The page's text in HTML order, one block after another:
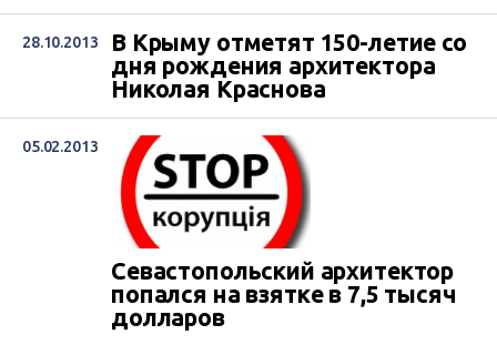
28.10.2013
В Крыму отметят 150-летие со
дня рождения архитектора
Николая Краснова
05.02.2013
Севастопольский архитектор
попался на взятке в 7,5 тысяч
долларов